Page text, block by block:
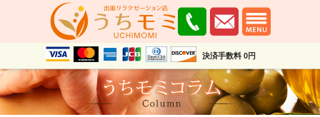
決済手数料 0円